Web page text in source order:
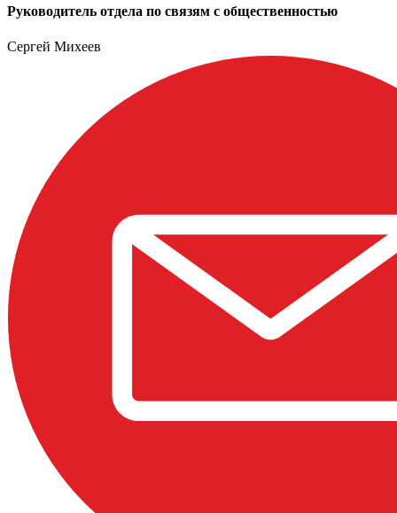
Руководитель отдела по связям с общественностью
Сергей Михеев